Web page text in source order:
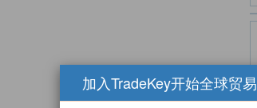
加入TradeKey开始全球贸易